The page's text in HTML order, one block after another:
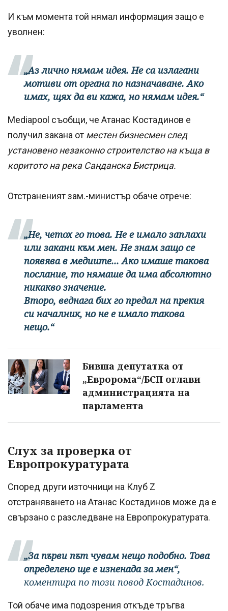
И към момента той нямал информация защо е
уволнен:
„Аз лично нямам идея. Не са излагани
мотиви от органа по назначаване. Ако
имах, щях да ви кажа, но нямам идея.“
Mediapool съобщи, че Атанас Костадинов е
получил закана от местен бизнесмен след
установено незаконно строителство на къща в
коритото на река Санданска Бистрица.
Отстраненият зам.-министър обаче отрече:
„Не, четох го това. Не е имало заплахи
или закани към мен. Не знам защо се
появява в медиите... Ако имаше такова
послание, то нямаше да има абсолютно
никакво значение.
Второ, веднага бих го предал на прекия
си началник, но не е имало такова
нещо.“
Бивша депутатка от
„Евророма“/БСП оглави
администрацията на
парламента
Слух за проверка от
Европрокуратурата
Според други източници на Клуб Z
отстраняването на Атанас Костадинов може да е
свързано с разследване на Европрокуратурата.
„За първи път чувам нещо подобно. Това
определено ще е изненада за мен“,
коментира по този повод Костадинов.
Той обаче има подозрения откъде тръгва